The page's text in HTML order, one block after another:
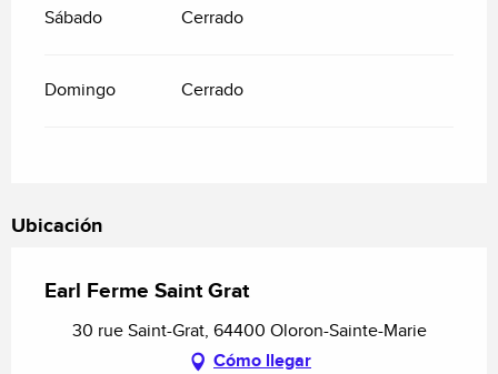
Sábado Cerrado
Domingo Cerrado
Ubicación
Earl Ferme Saint Grat
30 rue Saint-Grat, 64400 Oloron-Sainte-Marie
Cómo llegar